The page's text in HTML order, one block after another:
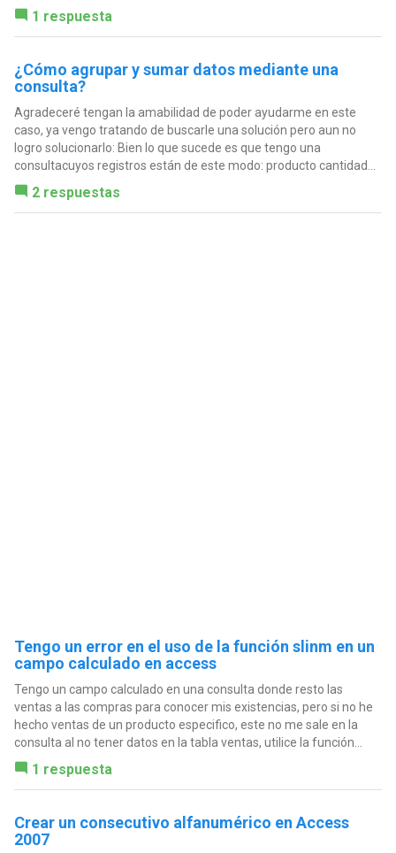
1 respuesta
¿Cómo agrupar y sumar datos mediante una
consulta?
Agradeceré tengan la amabilidad de poder ayudarme en este
caso, ya vengo tratando de buscarle una solución pero aun no
logro solucionarlo: Bien lo que sucede es que tengo una
consultacuyos registros están de este modo: producto cantidad...
2 respuestas
Tengo un error en el uso de la función slinm en un
campo calculado en access
Tengo un campo calculado en una consulta donde resto las
ventas a las compras para conocer mis existencias, pero si no he
hecho ventas de un producto especifico, este no me sale en la
consulta al no tener datos en la tabla ventas, utilice la función...
1 respuesta
Crear un consecutivo alfanumérico en Access
2007